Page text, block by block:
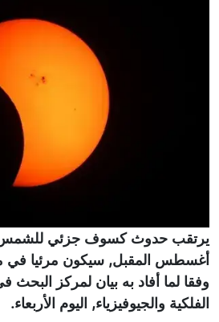
أغسطس المقبل, سيكون مرئيا في
وفقا لما أفاد به بيان لمركز البحث
الفلكية والجيوفيزياء, اليوم الأربعاء.